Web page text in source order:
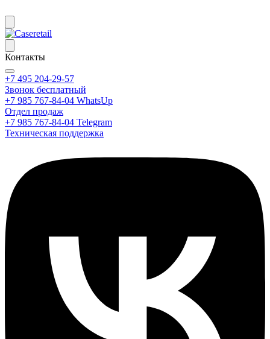
Контакты
+7 495 204-29-57
Звонок бесплатный
+7 985 767-84-04 WhatsUp
Отдел продаж
+7 985 767-84-04 Telegram
Техническая поддержка